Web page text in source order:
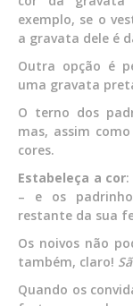
exemplo, se o
a gravata dele é
Outra opção é
uma gravata
O terno dos
mas, assim
cores.
Estabeleça a cor
– e os
restante da sua
Os noivos não
também, claro!
Quando os